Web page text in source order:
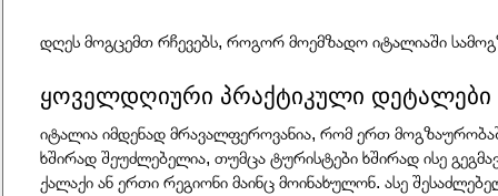
დღეს მოგცემთ რჩევებს, როგორ მოემზადო იტალიაში
ყოველდღიური პრაქტიკული დეტალები
იტალია იმდენად მრავალფეროვანია, რომ ერთ
ხშირად შეუძლებელია, თუმცა ტურისტები ხშირად ისე
ქალაქი ან ერთი რეგიონი მაინც მოინახულონ. ასე